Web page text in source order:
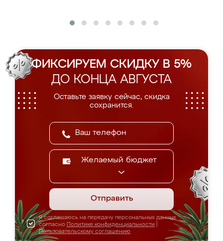
ФИКСИРУЕМ СКИДКУ В 5%
ДО КОНЦА АВГУСТА
Оставьте заявку сейчас, скидка
сохранится.
Желаемый бюджет
Отправить
Я соглашаюсь на передачу персональных данных
согласно Политике конфиденциальности
Пользовательскому соглашению